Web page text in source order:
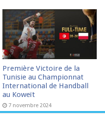
Première Victoire de la
Tunisie au Championnat
International de Handball
au Koweït
7 novembre 2024